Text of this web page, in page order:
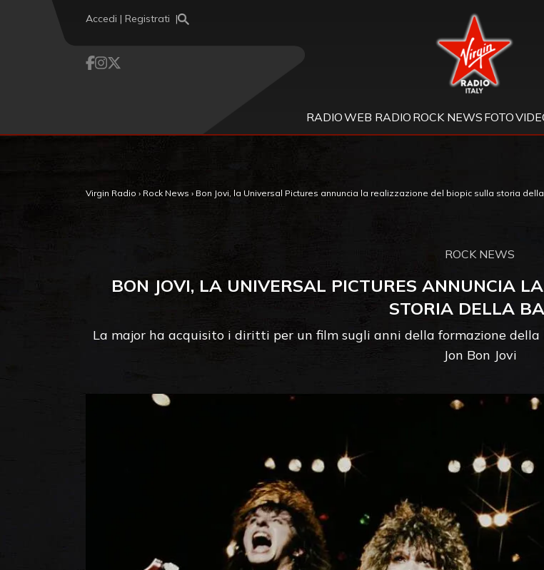
Accedi | Registrati Virgin Radio
RADIOWEB RADIO ROCK NEWS FOTO
Virgin Radio › Rock News › Bon Jovi, la Universal Pictures annuncia la realizzazione del biopic sulla storia
ROCK NEWS
BON JOVI, LA UNIVERSAL PICTURES ANNUNCIA
STORIA DELLA
La major ha acquisito i diritti per un film sugli anni della formazione
Jon Bon Jovi